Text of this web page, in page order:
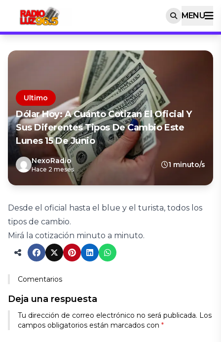
MENU
Ultimo
Dólar Hoy: A Cuánto Cotizan El Oficial Y
Sus Diferentes Tipos De Cambio Este
Lunes 15 De Junio
NexoRadio
Hace 2 meses
1 minuto/s
Desde el oficial hasta el blue y el turista, todos los
tipos de cambio.
Mirá la cotización minuto a minuto.
Comentarios
Deja una respuesta
Tu dirección de correo electrónico no será publicada. Los
campos obligatorios están marcados con *